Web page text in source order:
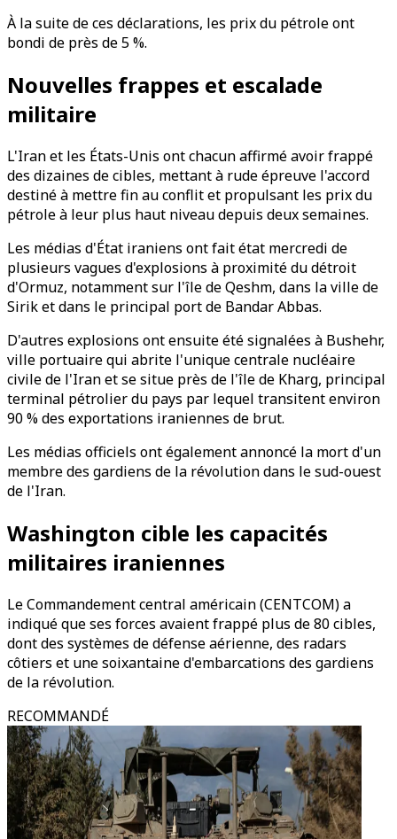
À la suite de ces déclarations, les prix du pétrole ont
bondi de près de 5 %.
Nouvelles frappes et escalade
militaire
L'Iran et les États-Unis ont chacun affirmé avoir frappé
des dizaines de cibles, mettant à rude épreuve l'accord
destiné à mettre fin au conflit et propulsant les prix du
pétrole à leur plus haut niveau depuis deux semaines.
Les médias d'État iraniens ont fait état mercredi de
plusieurs vagues d'explosions à proximité du détroit
d'Ormuz, notamment sur l'île de Qeshm, dans la ville de
Sirik et dans le principal port de Bandar Abbas.
D'autres explosions ont ensuite été signalées à Bushehr,
ville portuaire qui abrite l'unique centrale nucléaire
civile de l'Iran et se situe près de l'île de Kharg, principal
terminal pétrolier du pays par lequel transitent environ
90 % des exportations iraniennes de brut.
Les médias officiels ont également annoncé la mort d'un
membre des gardiens de la révolution dans le sud-ouest
de l'Iran.
Washington cible les capacités
militaires iraniennes
Le Commandement central américain (CENTCOM) a
indiqué que ses forces avaient frappé plus de 80 cibles,
dont des systèmes de défense aérienne, des radars
côtiers et une soixantaine d'embarcations des gardiens
de la révolution.
RECOMMANDÉ